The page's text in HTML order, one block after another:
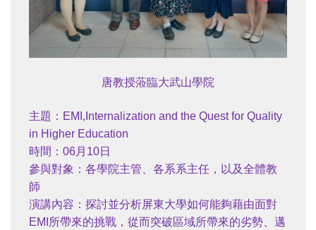
唐教授蒞臨大武山學院
主題：EMI,Internalization and the Quest for Quality
in Higher Education
時間：06月10日
參與對象：各學院主管、各系系主任，以及全體教
師
演講內容：探討並分析屏東大學如何能夠藉由面對
EMI所帶來的挑戰，從而突破區域所帶來的劣勢、邁